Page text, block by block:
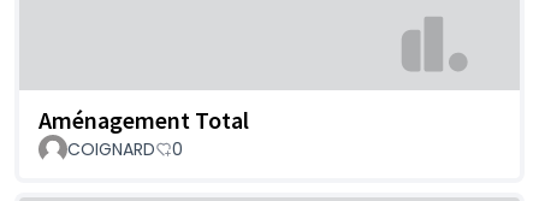
Aménagement Total
COIGNARD 0